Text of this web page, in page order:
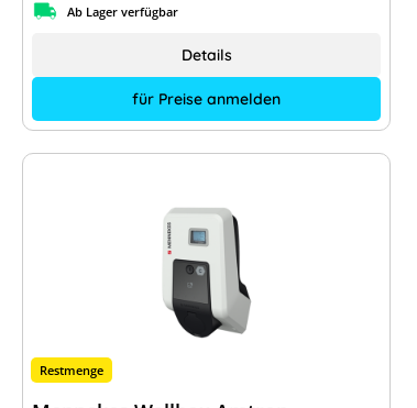
Ab Lager verfügbar
für Preise anmelden
Details
Restmenge